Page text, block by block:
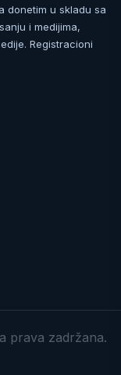
donetim u skladu sa
i medijima,
Registracioni
prava zadržana.